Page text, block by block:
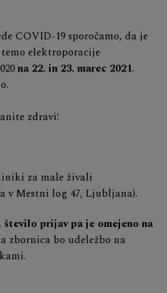
COVID-19 sporočamo, da je
elektroporacije
na 22. in 23. marec 2021.
zdravi!
za male živali
v Mestni log 47, Ljubljana).
prijav pa je omejeno na
zbornica bo udeležbo na